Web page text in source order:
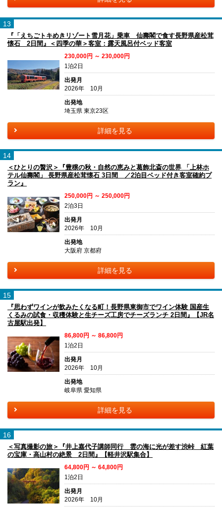
13
『「えちごトキめきリゾート雪月花」乗車 仙壽閣で食す長野県産松茸
懐石 2日間』＜四季の華＞客室：露天風呂付ベッド客室
230,000円 ～ 230,000円
1泊2日
出発月
2026年 10月
出発地
埼玉県 東京23区
詳細を見る
14
＜ひとりの贅沢＞『豊穣の秋・自然の恵みと葛飾北斎の世界 「上林ホ
テル仙壽閣」 長野県産松茸懐石 3日間 ／2泊目ベッド付き客室確約プ
ラン』
250,000円 ～ 250,000円
2泊3日
出発月
2026年 10月
出発地
大阪府 京都府
詳細を見る
15
『思わずワインが飲みたくなる町！長野県東御市でワイン体験 国産生
くるみの試食・収穫体験と生チーズ工房でチーズランチ 2日間』【JR名
古屋駅出発】
86,800円 ～ 86,800円
1泊2日
出発月
2026年 10月
出発地
岐阜県 愛知県
詳細を見る
16
＜写真撮影の旅＞『井上嘉代子講師同行 雲の海に光が差す渋峠 紅葉
の宝庫・高山村の絶景 2日間』【軽井沢駅集合】
64,800円 ～ 64,800円
1泊2日
出発月
2026年 10月